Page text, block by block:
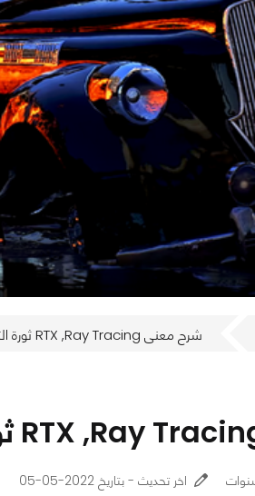
شرح معنى RTX ,Ray Tracing ثورة التقنية لعالم الألعاب
اخر تحديث - بتاريخ 2022-05-05